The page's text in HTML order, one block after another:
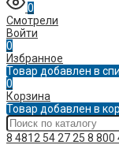
0
Смотрели
Войти
0
Избранное
Товар добавлен в
0
Корзина
Товар добавлен в
8 4812 54 27 25 8 800